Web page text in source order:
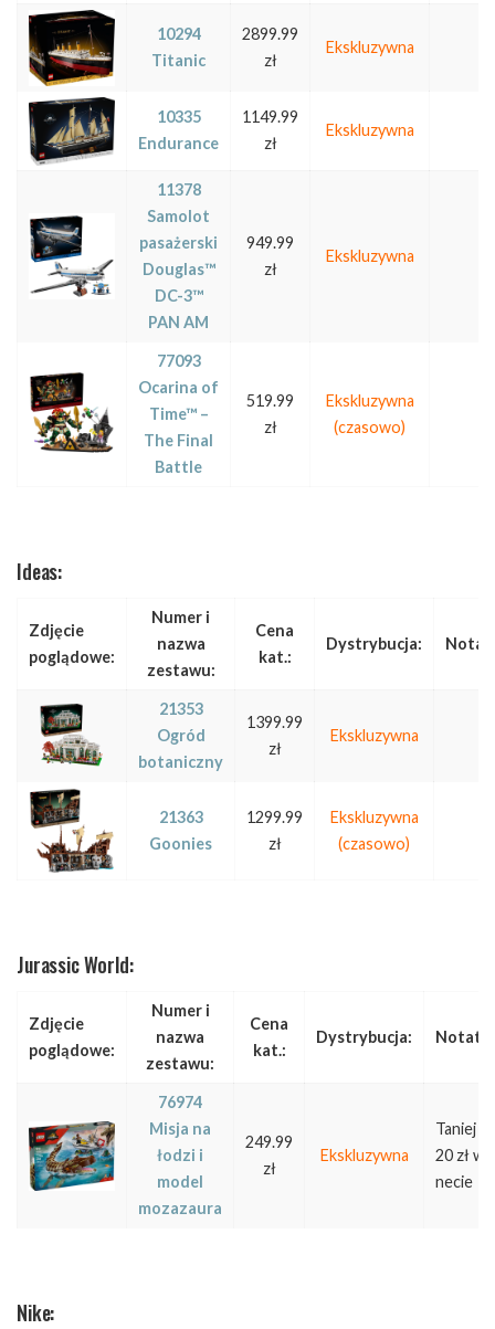
10294
Titanic
2899.99
zł
Ekskluzywna
10335
Endurance
1149.99
zł
Ekskluzywna
11378
Samolot
pasażerski
Douglas™
DC-3™
PAN AM
949.99
zł
Ekskluzywna
77093
Ocarina of
Time™ –
The Final
Battle
519.99
zł
Ekskluzywna
(czasowo)
Ideas:
Zdjęcie
poglądowe:
Numer i
nazwa
zestawu:
Cena
kat.:
Dystrybucja:
21353
Ogród
botaniczny
1399.99
zł
Ekskluzywna
21363
Goonies
1299.99
zł
Ekskluzywna
(czasowo)
Jurassic World:
Zdjęcie
poglądowe:
Numer i
nazwa
zestawu:
Cena
kat.:
Dystrybucja:
76974
Misja na
łodzi i
model
mozazaura
249.99
zł
Ekskluzywna
Taniej o
20 zł w
necie
Nike: